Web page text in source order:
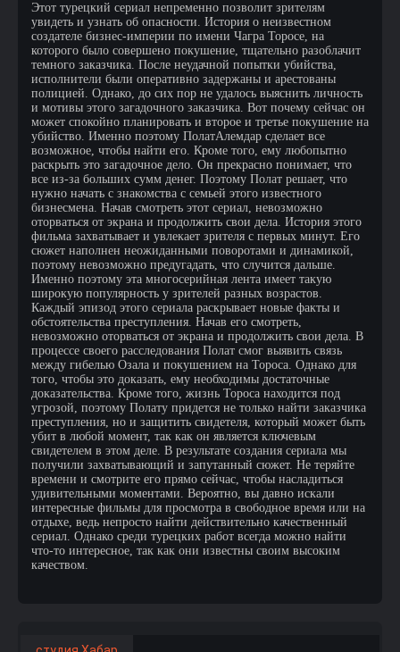
Этот турецкий сериал непременно позволит зрителям
увидеть и узнать об опасности. История о неизвестном
создателе бизнес-империи по имени Чагра Торосе, на
которого было совершено покушение, тщательно разоблачит
темного заказчика. После неудачной попытки убийства,
исполнители были оперативно задержаны и арестованы
полицией. Однако, до сих пор не удалось выяснить личность
и мотивы этого загадочного заказчика. Вот почему сейчас он
может спокойно планировать и второе и третье покушение на
убийство. Именно поэтому ПолатАлемдар сделает все
возможное, чтобы найти его. Кроме того, ему любопытно
раскрыть это загадочное дело. Он прекрасно понимает, что
все из-за больших сумм денег. Поэтому Полат решает, что
нужно начать с знакомства с семьей этого известного
бизнесмена. Начав смотреть этот сериал, невозможно
оторваться от экрана и продолжить свои дела. История этого
фильма захватывает и увлекает зрителя с первых минут. Его
сюжет наполнен неожиданными поворотами и динамикой,
поэтому невозможно предугадать, что случится дальше.
Именно поэтому эта многосерийная лента имеет такую
широкую популярность у зрителей разных возрастов.
Каждый эпизод этого сериала раскрывает новые факты и
обстоятельства преступления. Начав его смотреть,
невозможно оторваться от экрана и продолжить свои дела. В
процессе своего расследования Полат смог выявить связь
между гибелью Озала и покушением на Тороса. Однако для
того, чтобы это доказать, ему необходимы достаточные
доказательства. Кроме того, жизнь Тороса находится под
угрозой, поэтому Полату придется не только найти заказчика
преступления, но и защитить свидетеля, который может быть
убит в любой момент, так как он является ключевым
свидетелем в этом деле. В результате создания сериала мы
получили захватывающий и запутанный сюжет. Не теряйте
времени и смотрите его прямо сейчас, чтобы насладиться
удивительными моментами. Вероятно, вы давно искали
интересные фильмы для просмотра в свободное время или на
отдыхе, ведь непросто найти действительно качественный
сериал. Однако среди турецких работ всегда можно найти
что-то интересное, так как они известны своим высоким
качеством.